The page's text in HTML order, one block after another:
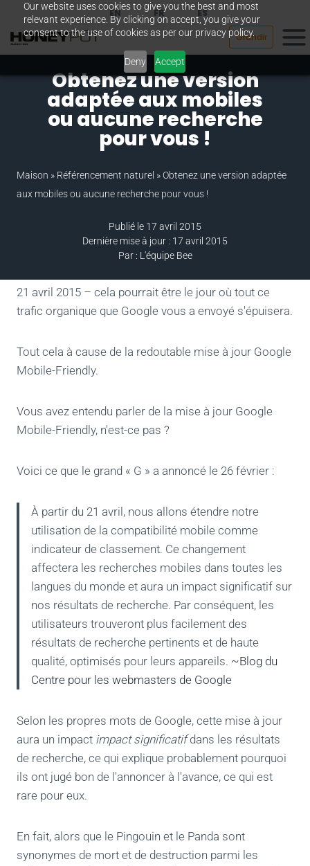
Our website uses cookies to give you the best and most
relevant experience. By clicking on accept, you give your
consent to the use of cookies as per our privacy policy.
Deny Accept
Passer
contenu
EN FR ES
Grandir
Obtenez une version
adaptée aux mobiles
ou aucune recherche
pour vous !
Maison » Référencement naturel »Obtenez une version adaptée
aux mobiles ou aucune recherche pour vous !
Publié le 17 avril 2015
Dernière mise à jour : 17 avril 2015
Par : L'équipe Bee
21 avril 2015 – cela pourrait être le jour où tout ce
trafic organique que Google vous a envoyé s'épuisera.
Tout cela à cause de la redoutable mise à jour Google
Mobile-Friendly.
Vous avez entendu parler de la mise à jour Google
Mobile-Friendly, n'est-ce pas ?
Voici ce que le grand « G » a annoncé le 26 février :
À partir du 21 avril, nous allons étendre notre
utilisation de la compatibilité mobile comme
indicateur de classement. Ce changement
affectera les recherches mobiles dans toutes les
langues du monde et aura un impact significatif sur
nos résultats de recherche. Par conséquent, les
utilisateurs trouveront plus facilement des
résultats de recherche pertinents et de haute
qualité, optimisés pour leurs appareils. ~Blog du
Centre pour les webmasters de Google
Selon les propres mots de Google, cette mise à jour
aura un impact impact significatifdans les résultats
de recherche, ce qui explique probablement pourquoi
ils ont jugé bon de l'annoncer à l'avance, ce qui est
rare pour eux.
En fait, alors que le Pingouin et le Panda sont
synonymes de mort et de destruction parmi les